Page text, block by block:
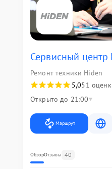
Сервисный центр
Ремонт техники Hiden
5,051
Открыто до 21:00
Маршрут
ОбзорОтзывы 40